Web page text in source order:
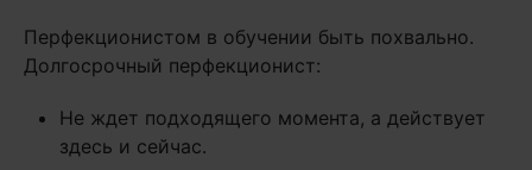
Перфекционистом в обучении быть похвально.
Долгосрочный перфекционист:
Не ждет подходящего момента, а действует
здесь и сейчас.